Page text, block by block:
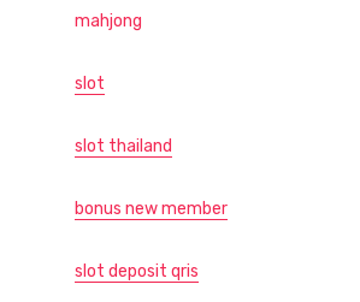
mahjong
slot
slot thailand
bonus new member
slot deposit qris